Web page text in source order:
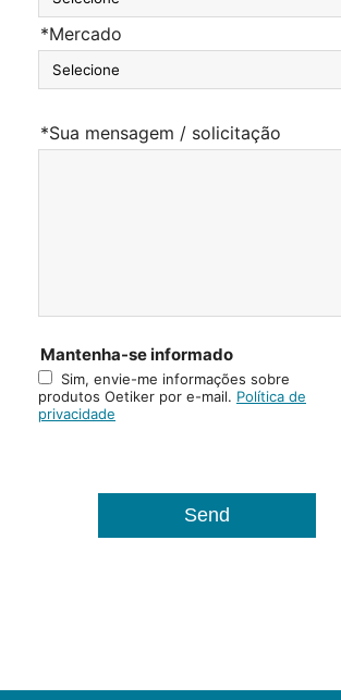
*Mercado
*Sua mensagem / solicitação
Mantenha-se informado
Sim, envie-me informações sobre
produtos Oetiker por e-mail. Política de
privacidade